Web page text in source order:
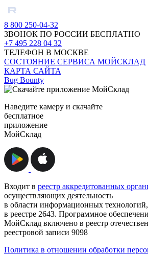
8 800 250-04-32
ЗВОНОК ПО РОССИИ БЕСПЛАТНО
+7 495 228 04 32
ТЕЛЕФОН В МОСКВЕ
СОСТОЯНИЕ СЕРВИСА МОЙСКЛАД
КАРТА САЙТА
Bug Bounty
Наведите камеру и скачайте
бесплатное
приложение
МойСклад
Входит в реестр аккредитованных
осуществляющих деятельность
в области информационных
в реестре 2643. Программное
МойСклад включено в реестр
реестровой записи 9098
Политика в отношении обработки